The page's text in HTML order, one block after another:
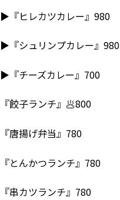
▶『ヒレカツカレー』980
▶『シュリンプカレー』980
▶『チーズカレー』700
『餃子ランチ』🥟800
『唐揚げ弁当』780
『とんかつランチ』780
『串カツランチ』780